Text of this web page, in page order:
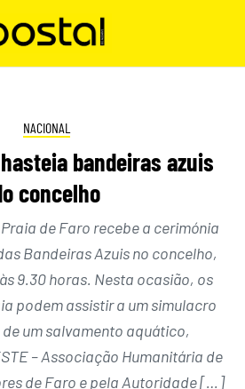
NACIONAL
bandeiras azuis
concelho
de Faro recebe a cerimónia
Bandeiras Azuis no concelho,
9.30 horas. Nesta ocasião, os
podem assistir a um simulacro
um salvamento aquático,
– Associação Humanitária de
de Faro e pela Autoridade […]